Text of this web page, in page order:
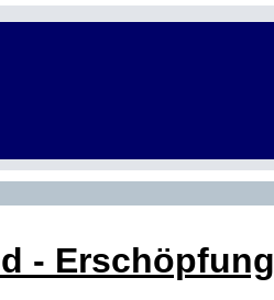
- Erschöpfung